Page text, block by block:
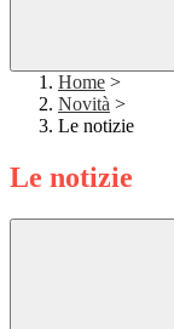
Home >
Novità >
Le notizie
Le notizie